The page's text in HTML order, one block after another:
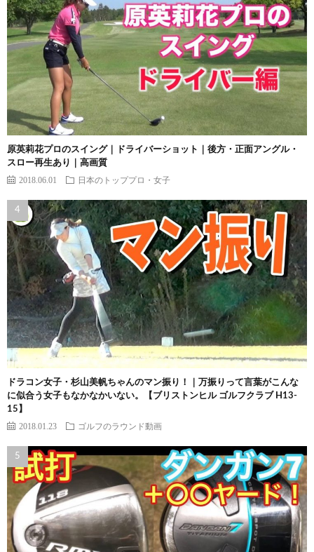
原英莉花プロのスイング｜ドライバーショット｜後方・正面アングル・
スロー再生あり｜高画質
2018.06.01 日本のトッププロ・女子
ドラコン女子・杉山美帆ちゃんのマン振り！｜万振りって言葉がこんな
に似合う女子もなかなかいない。【ブリストンヒル ゴルフクラブ H13-
15】
2018.01.23 ゴルフのラウンド動画